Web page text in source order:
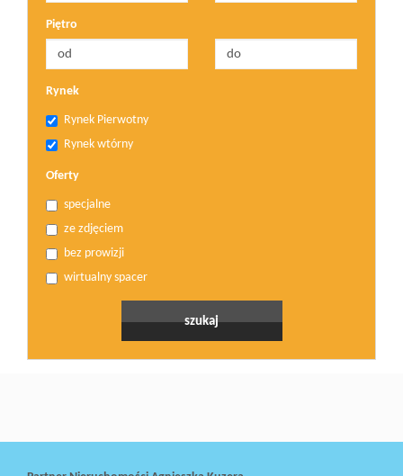
Piętro
Rynek
Rynek Pierwotny
Rynek wtórny
Oferty
specjalne
ze zdjęciem
bez prowizji
wirtualny spacer